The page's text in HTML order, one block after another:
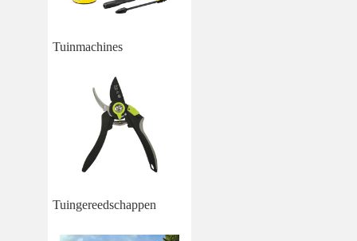
Tuinmachines
Tuingereedschappen